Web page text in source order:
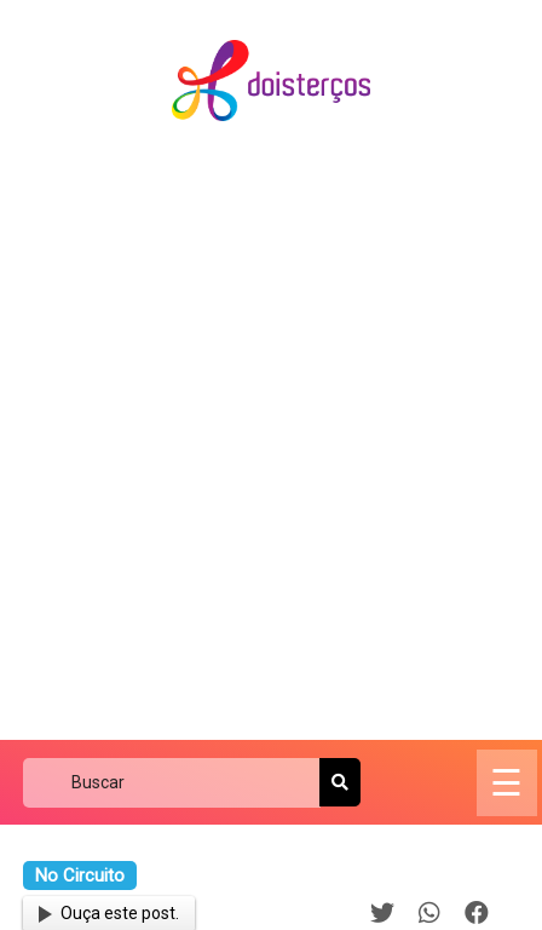
☰
No Circuito
Ouça este post.